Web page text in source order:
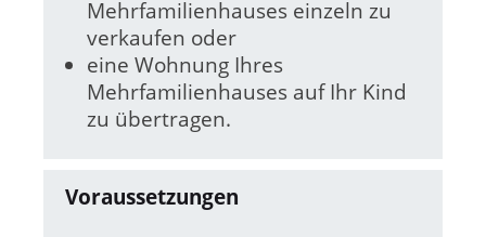
Mehrfamilienhauses einzeln zu
verkaufen oder
eine Wohnung Ihres
Mehrfamilienhauses auf Ihr Kind
zu übertragen.
Voraussetzungen